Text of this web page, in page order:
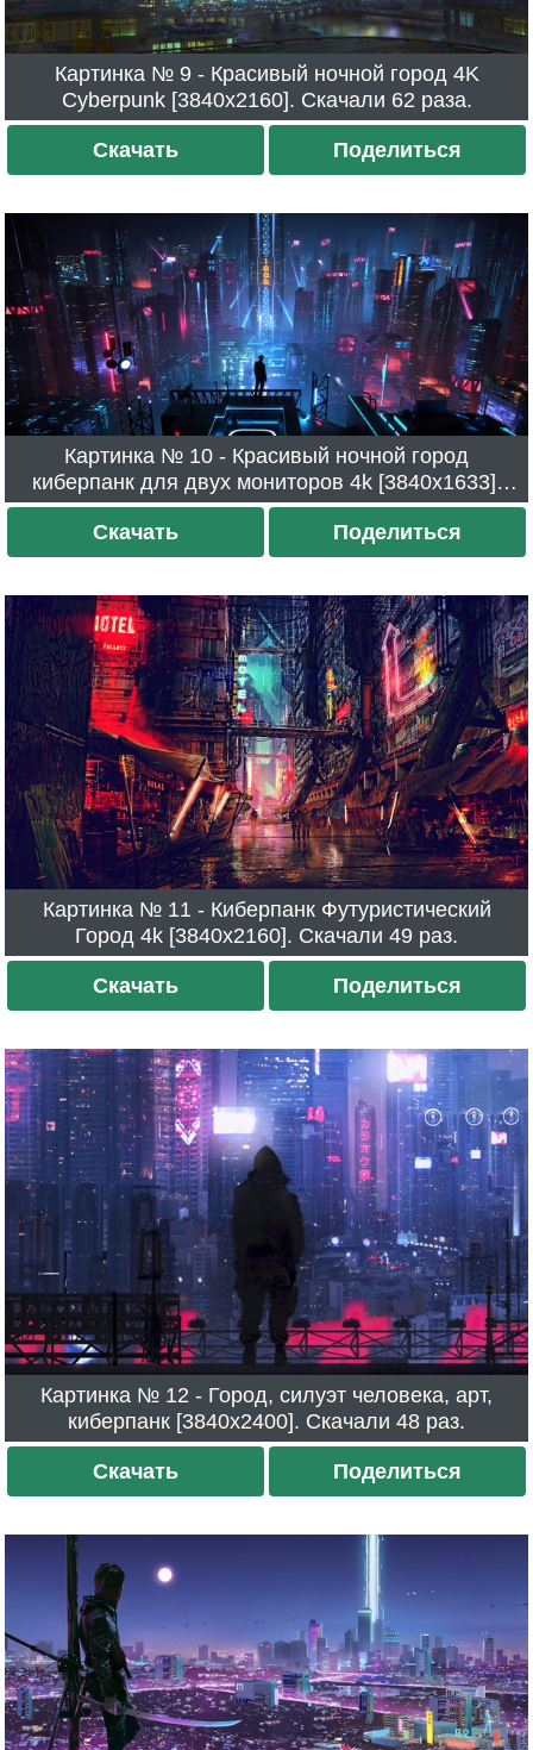
Картинка № 9 - Красивый ночной город 4K
Cyberpunk [3840x2160]. Скачали 62 раза.
Скачать Поделиться
Картинка № 10 - Красивый ночной город
киберпанк для двух мониторов 4k [3840x1633].
Скачали 55 раз.
Скачать
Поделиться
Картинка № 11 - Киберпанк Футуристический
Город 4k [3840x2160]. Скачали 49 раз.
Скачать Поделиться
Картинка № 12 - Город, силуэт человека, арт,
киберпанк [3840x2400]. Скачали 48 раз.
Скачать Поделиться